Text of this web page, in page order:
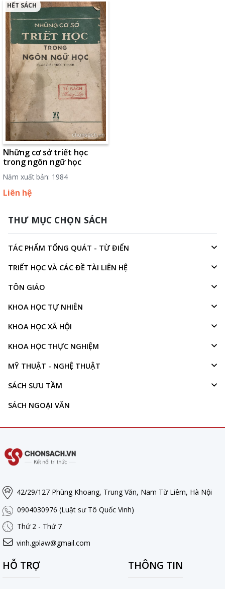
Những cơ sở triết học
trong ngôn ngữ học
Năm xuất bản: 1984
Liên hệ
HẾT SÁCH
THƯ MỤC CHỌN SÁCH
TÁC PHẨM TỔNG QUÁT - TỪ ĐIỂN
TRIẾT HỌC VÀ CÁC ĐỀ TÀI LIÊN HỆ
TÔN GIÁO
KHOA HỌC TỰ NHIÊN
KHOA HỌC XÃ HỘI
KHOA HỌC THỰC NGHIỆM
MỸ THUẬT - NGHỆ THUẬT
SÁCH SƯU TẦM
SÁCH NGOẠI VĂN
42/29/127 Phùng Khoang, Trung Văn, Nam Từ Liêm, Hà Nội
0904030976 (Luật sư Tô Quốc Vinh)
Thứ 2 - Thứ 7
vinh.gplaw@gmail.com
HỖ TRỢ THÔNG TIN